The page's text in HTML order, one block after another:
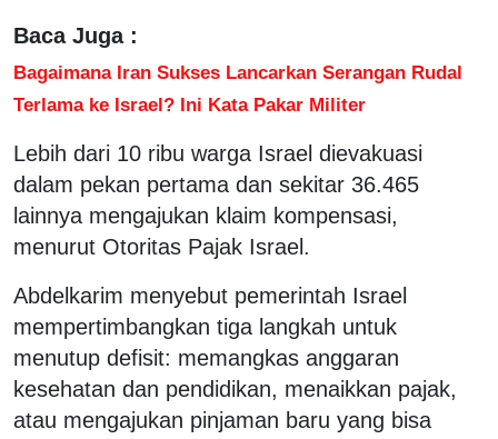
Baca Juga :
Bagaimana Iran Sukses Lancarkan Serangan Rudal
Terlama ke Israel? Ini Kata Pakar Militer
Lebih dari 10 ribu warga Israel dievakuasi
dalam pekan pertama dan sekitar 36.465
lainnya mengajukan klaim kompensasi,
menurut Otoritas Pajak Israel.
Abdelkarim menyebut pemerintah Israel
mempertimbangkan tiga langkah untuk
menutup defisit: memangkas anggaran
kesehatan dan pendidikan, menaikkan pajak,
atau mengajukan pinjaman baru yang bisa